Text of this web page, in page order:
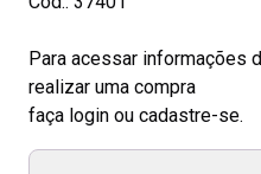
Para acessar informações
realizar uma compra
faça login ou cadastre-se.